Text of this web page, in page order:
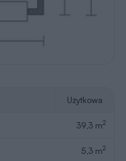
Użytkowa
39,3 m2
5,3 m2